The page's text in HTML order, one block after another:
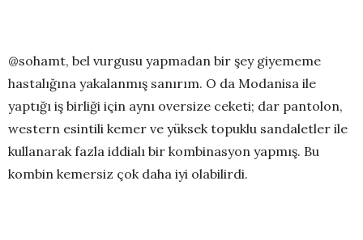
@sohamt, bel vurgusu yapmadan bir şey giyememe
hastalığına yakalanmış sanırım. O da Modanisa ile
yaptığı iş birliği için aynı oversize ceketi; dar pantolon,
western esintili kemer ve yüksek topuklu sandaletler ile
kullanarak fazla iddialı bir kombinasyon yapmış. Bu
kombin kemersiz çok daha iyi olabilirdi.